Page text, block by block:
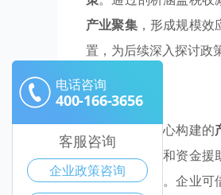
产业聚集，形成规模效
置，为后续深入探讨政
百色市政府精心构建的
涵盖税收减免和资金援
形成规模效应。企业可
电话咨询
400-166-3656
客服咨询
企业政策咨询